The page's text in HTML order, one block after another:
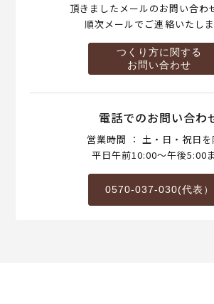
頂きましたメールのお問い合わ
順次メールでご連絡いたしま
つくり方に関する
お問い合わせ
電話でのお問い合わ
営業時間 ： 土・日・祝日を
平日午前10:00～午後5:00
0570-037-030(代表）